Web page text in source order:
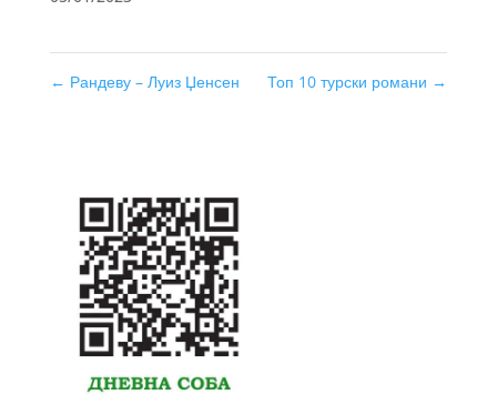
← Рандеву – Луиз Џенсен Топ 10 турски романи →